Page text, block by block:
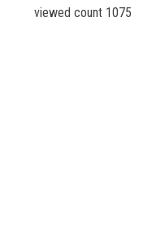
viewed count 1075